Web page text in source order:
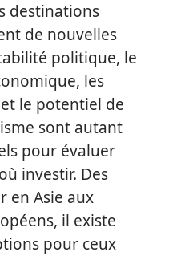
destinations
de nouvelles
politique, le
les
le potentiel de
sont autant
pour évaluer
investir. Des
en Asie aux
il existe
pour ceux